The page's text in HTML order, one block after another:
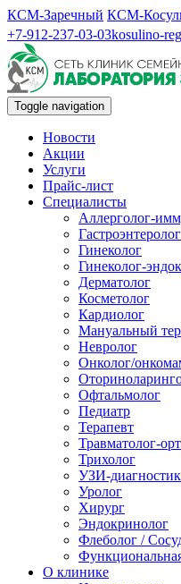
КСМ-Заречный КСМ-
+7-912-237-03-03kosulino-
Toggle navigation
Новости
Акции
Услуги
Прайс-лист
Специалисты
Аллерголог-
Гастроэнтеролог
Гинеколог
Гинеколог-
Дерматолог
Косметолог
Кардиолог
Мануальный
Невролог
Онколог/
Офтальмолог
Педиатр
Терапевт
Травматолог-
Трихолог
УЗИ-
Уролог
Хирург
Эндокринолог
Флеболог /
О клинике